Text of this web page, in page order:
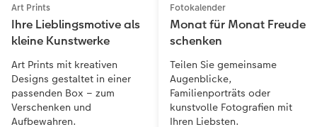
Art Prints
Ihre Lieblingsmotive als
kleine Kunstwerke
Art Prints mit kreativen
Designs gestaltet in einer
passenden Box – zum
Verschenken und
Aufbewahren.
Fotokalender
Monat für Monat Freude
schenken
Teilen Sie gemeinsame
Augenblicke,
Familienporträts oder
kunstvolle Fotografien mit
Ihren Liebsten.